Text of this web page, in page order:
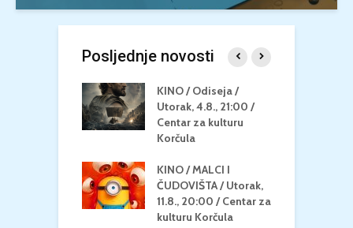
Posljednje novosti
KINO / Odiseja /
Utorak, 4.8., 21:00 /
Centar za kulturu
Korčula
KINO / MALCI I
ČUDOVIŠTA / Utorak,
11.8., 20:00 / Centar za
kulturu Korčula